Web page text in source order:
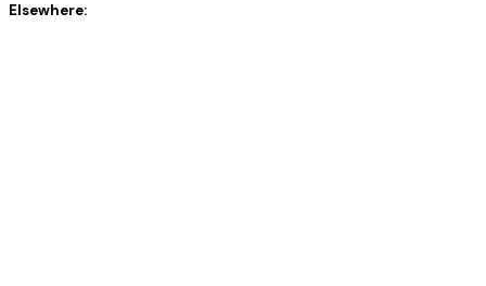
Elsewhere: